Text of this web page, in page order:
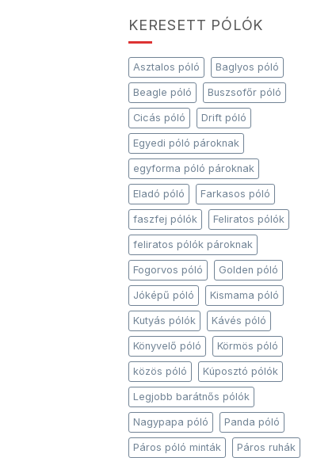
KERESETT PÓLÓK
Asztalos póló Baglyos póló
Beagle póló Buszsofőr póló
Cicás póló Drift póló
Egyedi póló pároknak
egyforma póló pároknak
Eladó póló Farkasos póló
faszfej pólók Feliratos pólók
feliratos pólók pároknak
Fogorvos póló Golden póló
Jóképű póló Kismama póló
Kutyás pólók Kávés póló
Könyvelő póló Körmös póló
közös póló Kúposztó pólók
Legjobb barátnős pólók
Nagypapa póló Panda póló
Páros póló minták Páros ruhák